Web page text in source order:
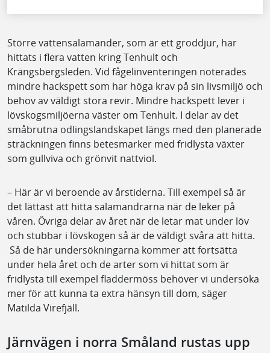
Större vattensalamander, som är ett groddjur, har
hittats i flera vatten kring Tenhult och
Krängsbergsleden. Vid fågelinventeringen noterades
mindre hackspett som har höga krav på sin livsmiljö och
behov av väldigt stora revir. Mindre hackspett lever i
lövskogsmiljöerna väster om Tenhult. I delar av det
småbrutna odlingslandskapet längs med den planerade
sträckningen finns betesmarker med fridlysta växter
som gullviva och grönvit nattviol.
– Här är vi beroende av årstiderna. Till exempel så är
det lättast att hitta salamandrarna när de leker på
våren. Övriga delar av året när de letar mat under löv
och stubbar i lövskogen så är de väldigt svåra att hitta.
Så de här undersökningarna kommer att fortsätta
under hela året och de arter som vi hittat som är
fridlysta till exempel fladdermöss behöver vi undersöka
mer för att kunna ta extra hänsyn till dom, säger
Matilda Virefjäll.
Järnvägen i norra Småland rustas upp